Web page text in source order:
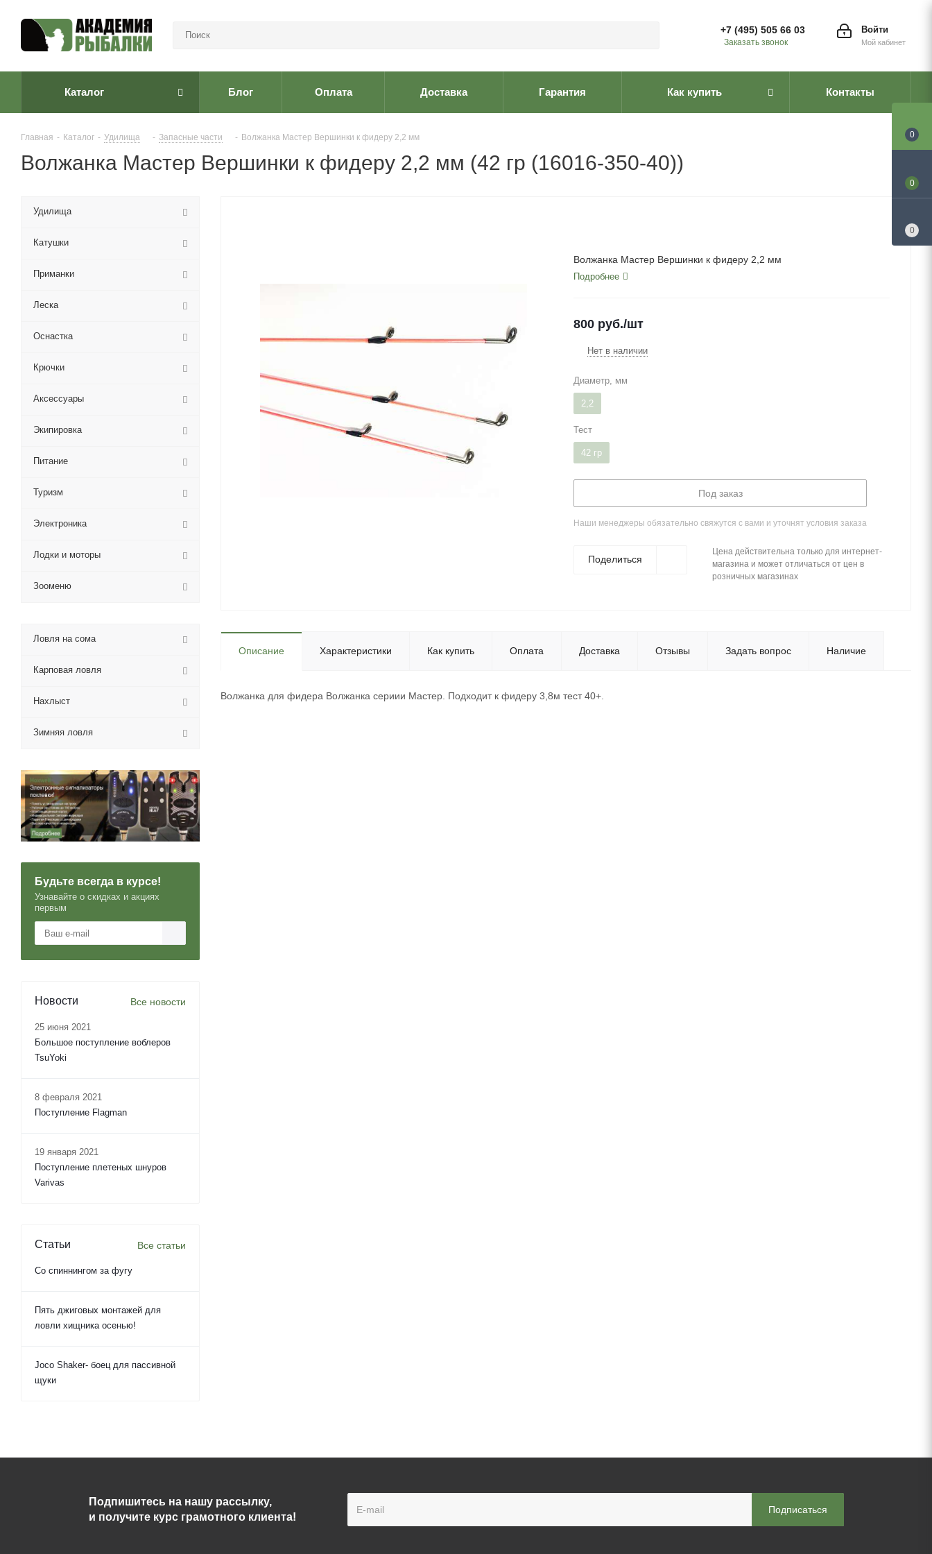
Войти
Мой кабинет
+7 (495) 505 66 03
Заказать звонок
Каталог Блог Оплата Доставка Гарантия Как купить Контакты
Главная - Каталог - Удилища - Запасные части - Волжанка Мастер Вершинки к фидеру 2,2 мм
Волжанка Мастер Вершинки к фидеру 2,2 мм (42 гр (16016-350-40))
Волжанка Мастер Вершинки к фидеру 2,2 мм
Подробнее
800 руб./шт
Нет в наличии
Диаметр, мм
2,2
Тест
42 гр
Под заказ
Наши менеджеры обязательно свяжутся с вами и уточнят условия заказа
Поделиться
Цена действительна только для интернет-
магазина и может отличаться от цен в
розничных магазинах
Описание Характеристики Как купить Оплата Доставка Отзывы Задать вопрос Наличие
Волжанка для фидера Волжанка сериии Мастер. Подходит к фидеру 3,8м тест 40+.
Удилища
Катушки
Приманки
Леска
Оснастка
Крючки
Аксессуары
Экипировка
Питание
Туризм
Электроника
Лодки и моторы
Зооменю
Ловля на сома
Карповая ловля
Нахлыст
Зимняя ловля
Будьте всегда в курсе!
Узнавайте о скидках и акциях
первым
Новости Все новости
25 июня 2021
Большое поступление воблеров
TsuYoki
8 февраля 2021
Поступление Flagman
19 января 2021
Поступление плетеных шнуров
Varivas
Статьи Все статьи
Со спиннингом за фугу
Пять джиговых монтажей для
ловли хищника осенью!
Joco Shaker- боец для пассивной
щуки
Подпишитесь на нашу рассылку,
и получите курс грамотного клиента!
0
0
0